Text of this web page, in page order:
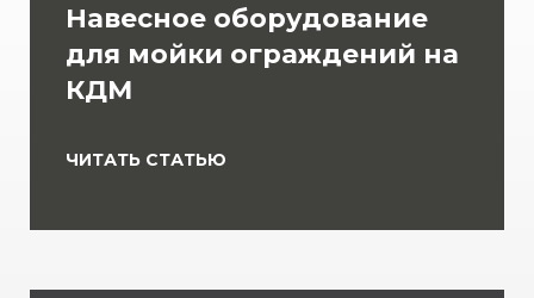
Навесное оборудование
для мойки ограждений на
КДМ
ЧИТАТЬ СТАТЬЮ